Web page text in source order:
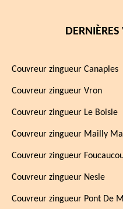
DERNIÈRES
Couvreur zingueur Canaples
Couvreur zingueur Vron
Couvreur zingueur Le Boisle
Couvreur zingueur Mailly
Couvreur zingueur
Couvreur zingueur Nesle
Couvreur zingueur Pont De